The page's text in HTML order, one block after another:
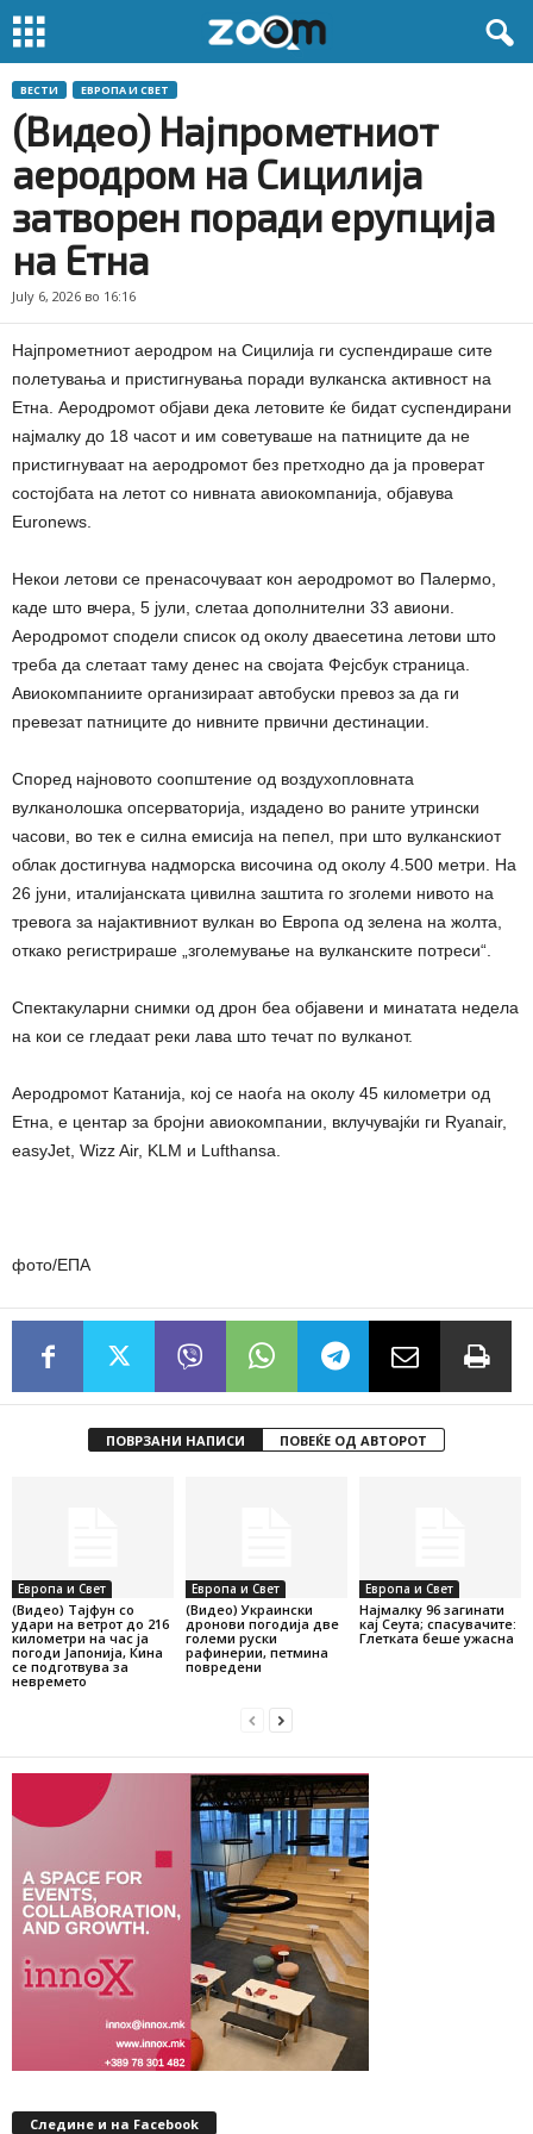
ВЕСТИ ЕВРОПА И СВЕТ
(Видео) Најпрометниот
аеродром на Сицилија
затворен поради ерупција
на Етна
July 6, 2026 во 16:16
Најпрометниот аеродром на Сицилија ги суспендираше сите
полетувања и пристигнувања поради вулканска активност на
Етна. Аеродромот објави дека летовите ќе бидат суспендирани
најмалку до 18 часот и им советуваше на патниците да не
пристигнуваат на аеродромот без претходно да ја проверат
состојбата на летот со нивната авиокомпанија, објавува
Euronews.
Некои летови се пренасочуваат кон аеродромот во Палермо,
каде што вчера, 5 јули, слетаа дополнителни 33 авиони.
Аеродромот сподели список од околу дваесетина летови што
треба да слетаат таму денес на својата Фејсбук страница.
Авиокомпаниите организираат автобуски превоз за да ги
превезат патниците до нивните првични дестинации.
Според најновото соопштение од воздухопловната
вулканолошка опсерваторија, издадено во раните утрински
часови, во тек е силна емисија на пепел, при што вулканскиот
облак достигнува надморска височина од околу 4.500 метри. На
26 јуни, италијанската цивилна заштита го зголеми нивото на
тревога за најактивниот вулкан во Европа од зелена на жолта,
откако регистрираше „зголемување на вулканските потреси“.
Спектакуларни снимки од дрон беа објавени и минатата недела
на кои се гледаат реки лава што течат по вулканот.
Аеродромот Катанија, кој се наоѓа на околу 45 километри од
Етна, е центар за бројни авиокомпании, вклучувајќи ги Ryanair,
easyJet, Wizz Air, KLM и Lufthansa.
фото/ЕПА
ПОВРЗАНИ НАПИСИ ПОВЕЌЕ ОД АВТОРОТ
Европа и Свет
(Видео) Тајфун со
удари на ветрот до 216
километри на час ја
погоди Јапонија, Кина
се подготвува за
невремето
Европа и Свет
(Видео) Украински
дронови погодија две
големи руски
рафинерии, петмина
повредени
Европа и Свет
Најмалку 96 загинати
кај Сеута; спасувачите:
Глетката беше ужасна
Следине и на Facebook